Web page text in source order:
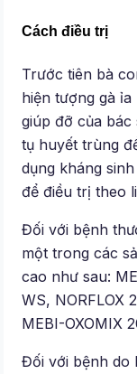
Cách điều trị
Trước tiên bà
hiện tượng gà
giúp đỡ của bác
tụ huyết trùng
dụng kháng
để điều trị theo
Đối với bệnh
một trong các
cao như sau:
WS, NORFLOX
MEBI-OXOMIX
Đối với bệnh do